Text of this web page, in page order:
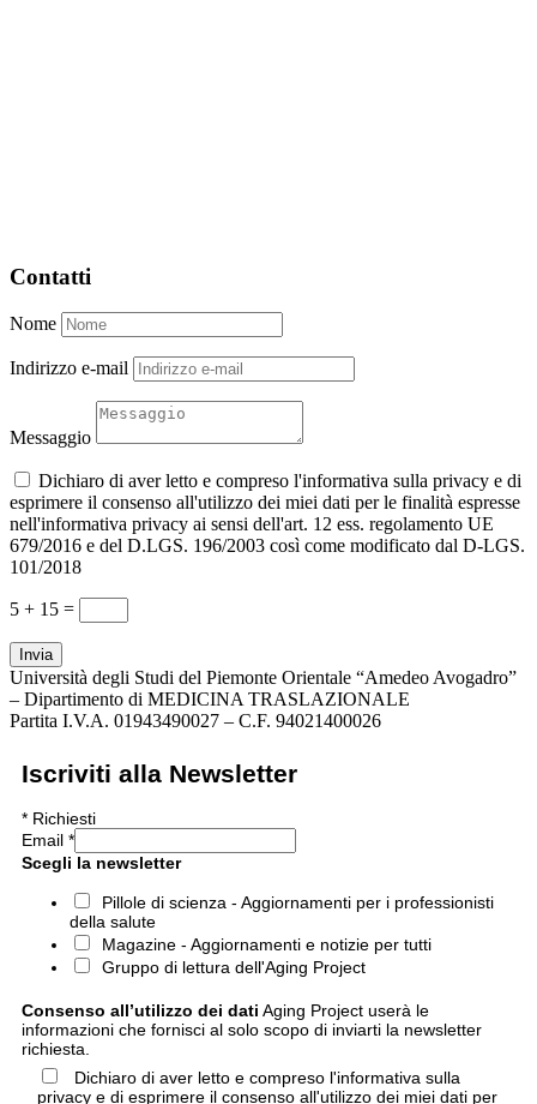
Contatti
Nome
Indirizzo e-mail
Messaggio
Dichiaro di aver letto e compreso l'informativa sulla privacy e di
esprimere il consenso all'utilizzo dei miei dati per le finalità espresse
nell'informativa privacy ai sensi dell'art. 12 ess. regolamento UE
679/2016 e del D.LGS. 196/2003 così come modificato dal D-LGS.
101/2018
5 + 15 =
Invia
Università degli Studi del Piemonte Orientale “Amedeo Avogadro”
– Dipartimento di MEDICINA TRASLAZIONALE
Partita I.V.A. 01943490027 – C.F. 94021400026
Iscriviti alla Newsletter
* Richiesti
Email *
Scegli la newsletter
Pillole di scienza - Aggiornamenti per i professionisti
della salute
Magazine - Aggiornamenti e notizie per tutti
Gruppo di lettura dell'Aging Project
Consenso all’utilizzo dei dati Aging Project userà le
informazioni che fornisci al solo scopo di inviarti la newsletter
richiesta.
Dichiaro di aver letto e compreso l'informativa sulla
privacy e di esprimere il consenso all'utilizzo dei miei dati per